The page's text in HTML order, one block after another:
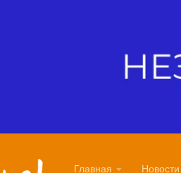
Главная Новости